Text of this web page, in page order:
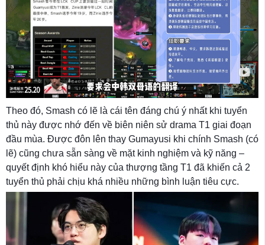
Theo đó, Smash có lẽ là cái tên đáng chú ý nhất khi tuyển
thủ này được nhớ đến về biên niên sử drama T1 giai đoạn
đầu mùa. Được đôn lên thay Gumayusi khi chính Smash (có
lẽ) cũng chưa sẵn sàng về mặt kinh nghiệm và kỹ năng –
quyết định khó hiểu này của thượng tầng T1 đã khiến cả 2
tuyển thủ phải chịu khá nhiều những bình luận tiêu cực.